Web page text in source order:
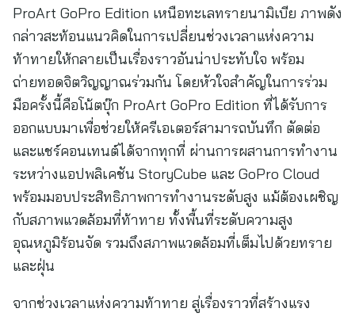
ProArt GoPro Edition เหนือทะเลทรายนามิเบีย ภาพดัง
กล่าวสะท้อนแนวคิดในการเปลี่ยนช่วงเวลาแห่งความ
ท้าทายให้กลายเป็นเรื่องราวอันน่าประทับใจ พร้อม
ถ่ายทอดจิตวิญญาณร่วมกัน โดยหัวใจสำคัญในการร่วม
มือครั้งนี้คือโน้ตบุ๊ก ProArt GoPro Edition ที่ได้รับการ
ออกแบบมาเพื่อช่วยให้ครีเอเตอร์สามารถบันทึก ตัดต่อ
และแชร์คอนเทนต์ได้จากทุกที่ ผ่านการผสานการทำงาน
ระหว่างแอปพลิเคชัน StoryCube และ GoPro Cloud
พร้อมมอบประสิทธิภาพการทำงานระดับสูง แม้ต้องเผชิญ
กับสภาพแวดล้อมที่ท้าทาย ทั้งพื้นที่ระดับความสูง
อุณหภูมิร้อนจัด รวมถึงสภาพแวดล้อมที่เต็มไปด้วยทราย
และฝุ่น
จากช่วงเวลาแห่งความท้าทาย สู่เรื่องราวที่สร้างแรง